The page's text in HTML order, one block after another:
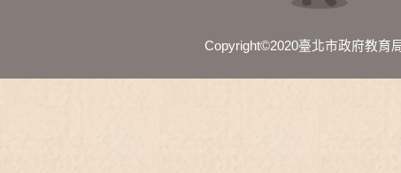
Copyright©2020臺北市政府教育